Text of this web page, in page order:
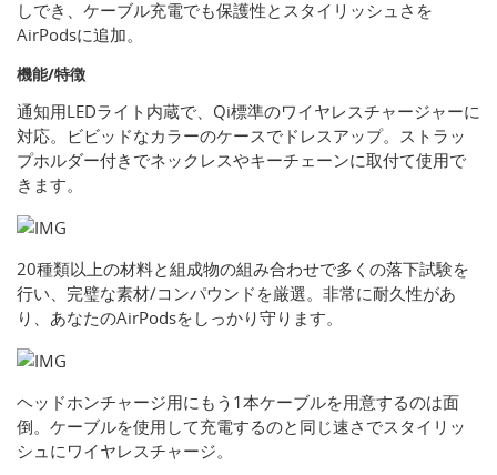
しでき、ケーブル充電でも保護性とスタイリッシュさを
AirPodsに追加。
機能/特徴
通知用LEDライト内蔵で、Qi標準のワイヤレスチャージャーに
対応。ビビッドなカラーのケースでドレスアップ。ストラッ
プホルダー付きでネックレスやキーチェーンに取付て使用で
きます。
20種類以上の材料と組成物の組み合わせで多くの落下試験を
行い、完璧な素材/コンパウンドを厳選。非常に耐久性があ
り、あなたのAirPodsをしっかり守ります。
ヘッドホンチャージ用にもう1本ケーブルを用意するのは面
倒。ケーブルを使用して充電するのと同じ速さでスタイリッ
シュにワイヤレスチャージ。